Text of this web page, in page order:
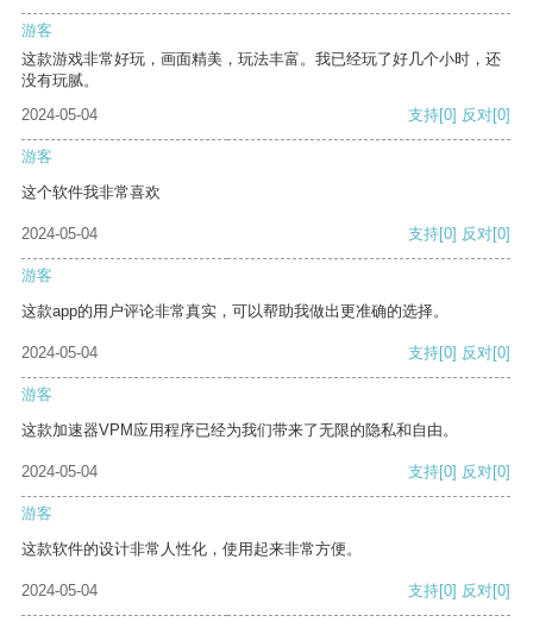
游客
这款游戏非常好玩，画面精美，玩法丰富。我已经玩了好几个小时，还
没有玩腻。
2024-05-04
支持[0] 反对[0]
游客
这个软件我非常喜欢
2024-05-04 支持[0] 反对[0]
游客
这款app的用户评论非常真实，可以帮助我做出更准确的选择。
2024-05-04 支持[0] 反对[0]
游客
这款加速器VPM应用程序已经为我们带来了无限的隐私和自由。
2024-05-04 支持[0] 反对[0]
游客
这款软件的设计非常人性化，使用起来非常方便。
2024-05-04 支持[0] 反对[0]